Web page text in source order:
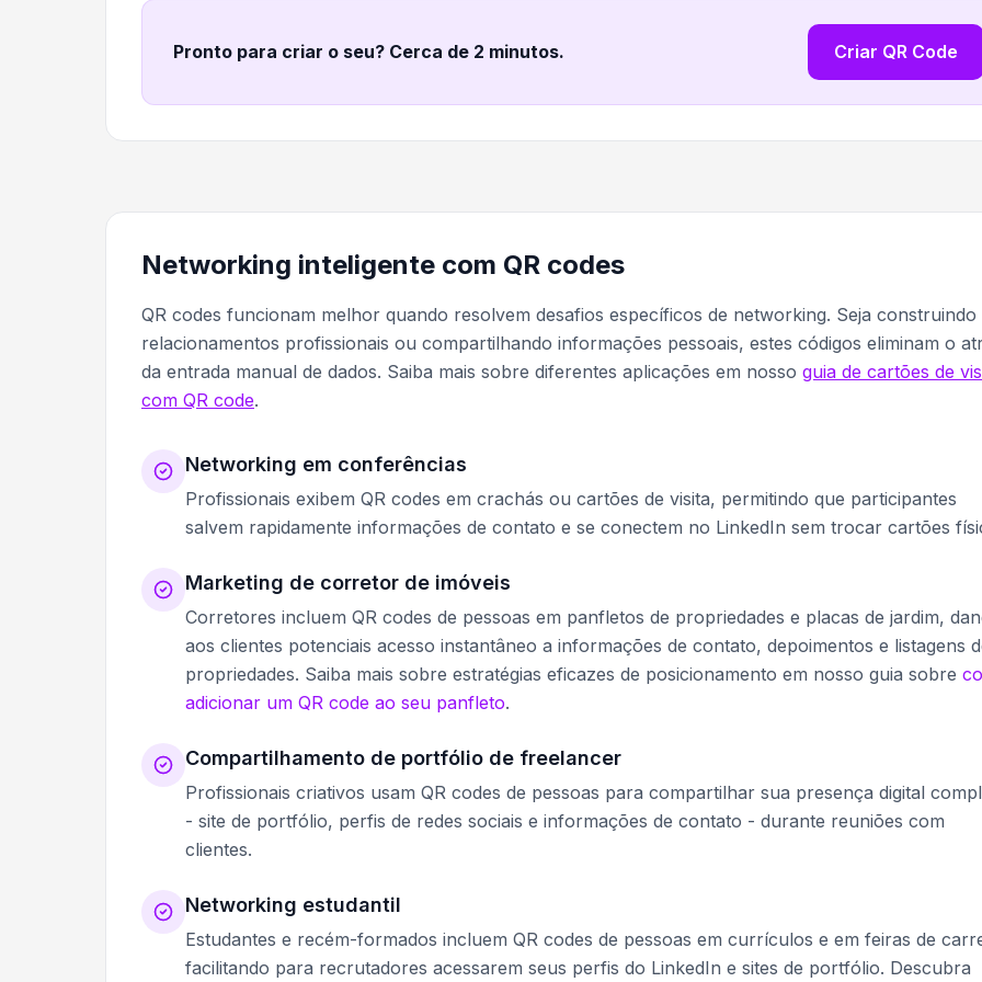
Pronto para criar o seu? Cerca de 2 minutos. Criar QR Code
Networking inteligente com QR codes
QR codes funcionam melhor quando resolvem desafios específicos de networking. Seja construindo
relacionamentos profissionais ou compartilhando informações pessoais, estes códigos eliminam o
da entrada manual de dados. Saiba mais sobre diferentes aplicações em nosso guia de cartões de
com QR code.
Networking em conferências
Profissionais exibem QR codes em crachás ou cartões de visita, permitindo que participantes
salvem rapidamente informações de contato e se conectem no LinkedIn sem trocar cartões
Marketing de corretor de imóveis
Corretores incluem QR codes de pessoas em panfletos de propriedades e placas de jardim,
aos clientes potenciais acesso instantâneo a informações de contato, depoimentos e listagens
propriedades. Saiba mais sobre estratégias eficazes de posicionamento em nosso guia sobre
adicionar um QR code ao seu panfleto.
Compartilhamento de portfólio de freelancer
Profissionais criativos usam QR codes de pessoas para compartilhar sua presença digital
- site de portfólio, perfis de redes sociais e informações de contato - durante reuniões com
clientes.
Networking estudantil
Estudantes e recém-formados incluem QR codes de pessoas em currículos e em feiras de
facilitando para recrutadores acessarem seus perfis do LinkedIn e sites de portfólio. Descubra